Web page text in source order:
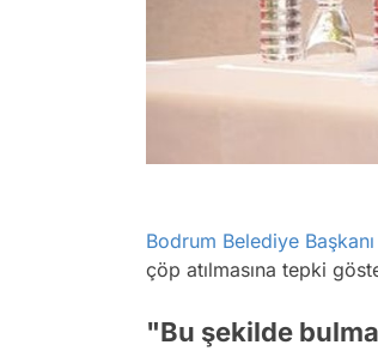
Bodrum Belediye Başkanı
çöp atılmasına tepki
"Bu şekilde